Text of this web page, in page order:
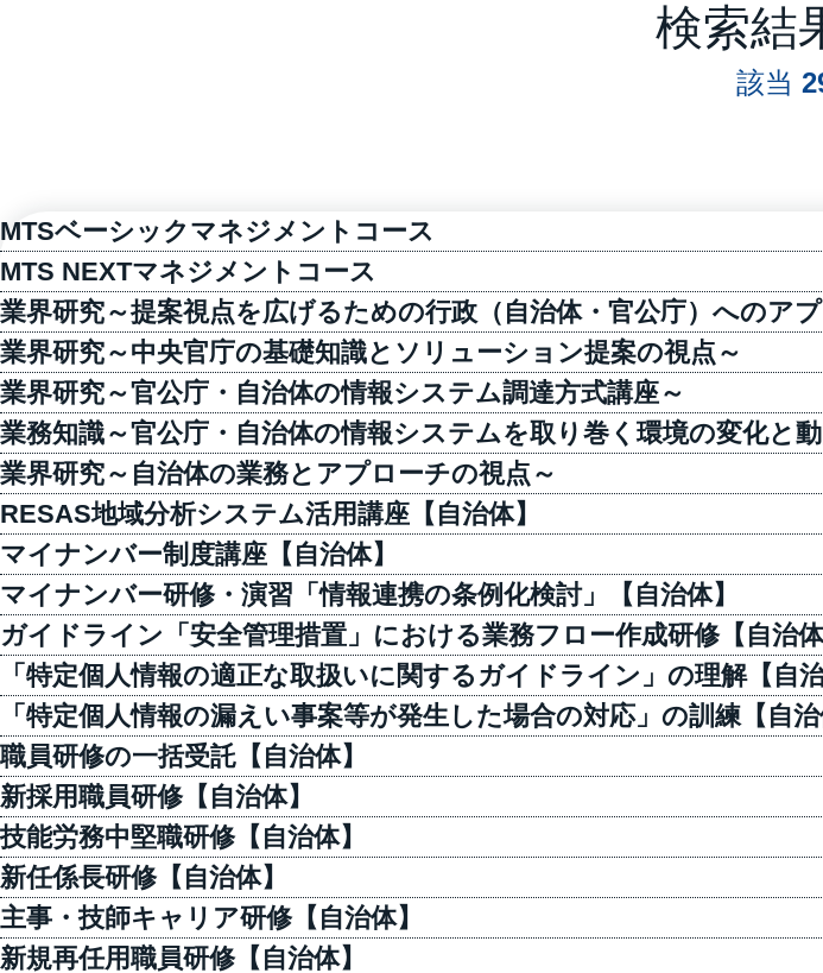
検索結
該当
MTSベーシックマネジメントコース
MTS NEXTマネジメントコース
業界研究～提案視点を広げるための行政（自治体・官公庁）へのア
業界研究～中央官庁の基礎知識とソリューション提案の視点～ ​
業界研究～官公庁・自治体の情報システム調達方式講座～ ​
業務知識～官公庁・自治体の情報システムを取り巻く環境の変化と
業界研究～自治体の業務とアプローチの視点～ ​
RESAS地域分析システム活用講座【自治体】
マイナンバー制度講座【自治体】
マイナンバー研修・演習「情報連携の条例化検討」【自治体】
ガイドライン「安全管理措置」における業務フロー作成研修【自治体
「特定個人情報の適正な取扱いに関するガイドライン」の理解【自治
「特定個人情報の漏えい事案等が発生した場合の対応」の訓練【自治
職員研修の一括受託【自治体】
新採用職員研修【自治体】
技能労務中堅職研修【自治体】
新任係長研修【自治体】
主事・技師キャリア研修【自治体】
新規再任用職員研修【自治体】